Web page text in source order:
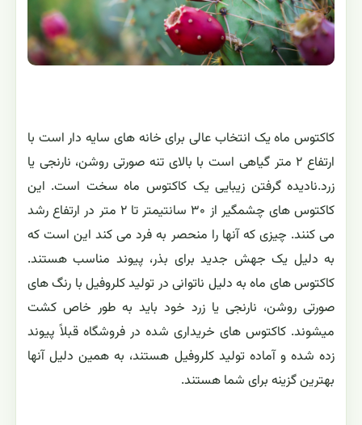
کاکتوس ماه یک انتخاب عالی برای خانه های سایه دار است با
ارتفاع ۲ متر گیاهی است با بالای تنه صورتی روشن، نارنجی یا
زرد.نادیده گرفتن زیبایی یک کاکتوس ماه سخت است. این
کاکتوس های چشمگیر از ۳۰ سانتیمتر تا ۲ متر در ارتفاع رشد
می کنند. چیزی که آنها را منحصر به فرد می کند این است که
به دلیل یک جهش جدید برای بذر، پیوند مناسب هستند.
کاکتوس های ماه به دلیل ناتوانی در تولید کلروفیل با رنگ های
صورتی روشن، نارنجی یا زرد خود باید به طور خاص کشت
میشوند. کاکتوس های خریداری شده در فروشگاه قبلاً پیوند
زده شده و آماده تولید کلروفیل هستند، به همین دلیل آنها
بهترین گزینه برای شما هستند.